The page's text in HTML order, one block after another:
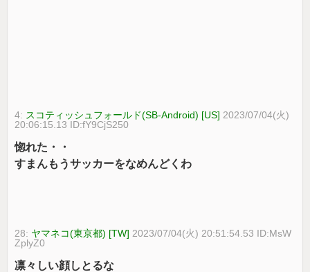
4: スコティッシュフォールド(SB-Android) [US] 2023/07/04(火)
20:06:15.13 ID:fY9CjS250
惚れた・・
すまんもうサッカーをなめんどくわ
28: ヤマネコ(東京都) [TW] 2023/07/04(火) 20:51:54.53 ID:MsW
ZplyZ0
凛々しい顔しとるな